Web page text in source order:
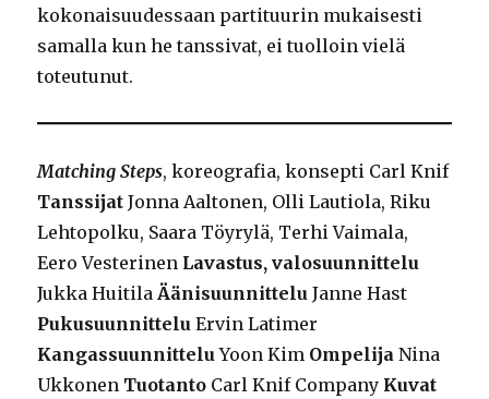
kokonaisuudessaan partituurin mukaisesti
samalla kun he tanssivat, ei tuolloin vielä
toteutunut.
Matching Steps, koreografia, konsepti Carl Knif
Tanssijat Jonna Aaltonen, Olli Lautiola, Riku
Lehtopolku, Saara Töyrylä, Terhi Vaimala,
Eero Vesterinen Lavastus, valosuunnittelu
Jukka Huitila Äänisuunnittelu Janne Hast
Pukusuunnittelu Ervin Latimer
Kangassuunnittelu Yoon Kim Ompelija Nina
Ukkonen Tuotanto Carl Knif Company Kuvat